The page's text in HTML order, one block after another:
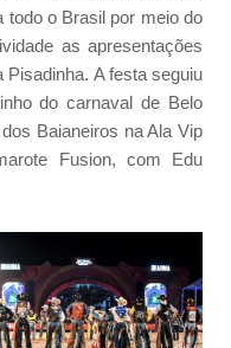
o Brasil por meio do
as apresentações
A festa seguiu
do carnaval de Belo
Baianeiros na Ala Vip
Fusion, com Edu